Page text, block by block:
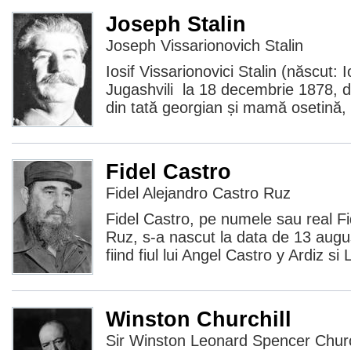
Joseph Stalin
Joseph Vissarionovich Stalin
Iosif Vissarionovici Stalin (născut:
Jugashvili la 18 decembrie 1878,
din tată georgian și mamă
Fidel Castro
Fidel Alejandro Castro Ruz
Fidel Castro, pe numele sau real
Ruz, s-a nascut la data de 13
fiind fiul lui Angel Castro y Ardiz si
Winston Churchill
Sir Winston Leonard Spencer